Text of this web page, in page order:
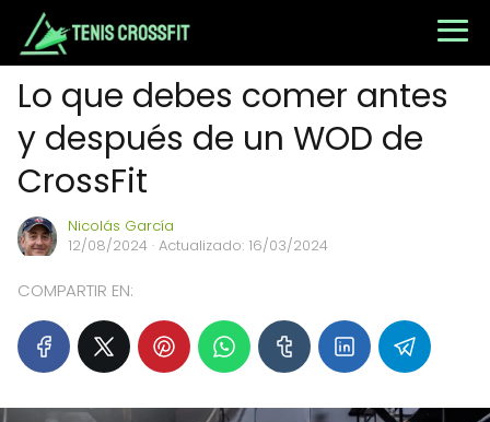
Lo que debes comer antes
y después de un WOD de
CrossFit
Nicolás García
12/08/2024 · Actualizado: 16/03/2024
COMPARTIR EN: